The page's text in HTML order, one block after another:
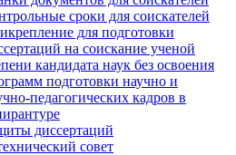
сроки для соискателей
для подготовки
на соискание ученой
кандидата наук без освоения
подготовки научно и
педагогических кадров в
диссертаций
совет